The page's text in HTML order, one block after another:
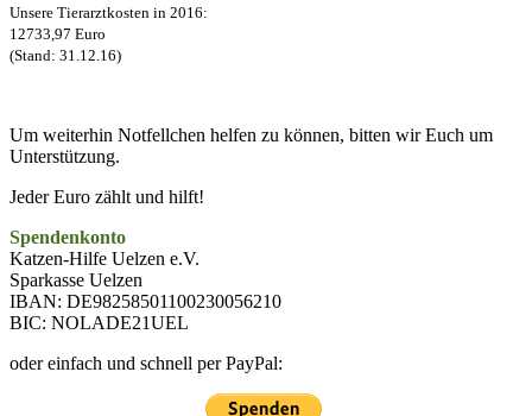
Unsere Tierarztkosten in 2016:
12733,97 Euro
(Stand: 31.12.16)
Um weiterhin Notfellchen helfen zu können, bitten wir Euch um
Unterstützung.
Jeder Euro zählt und hilft!
Spendenkonto
Katzen-Hilfe Uelzen e.V.
Sparkasse Uelzen
IBAN: DE98258501100230056210
BIC: NOLADE21UEL
oder einfach und schnell per PayPal: